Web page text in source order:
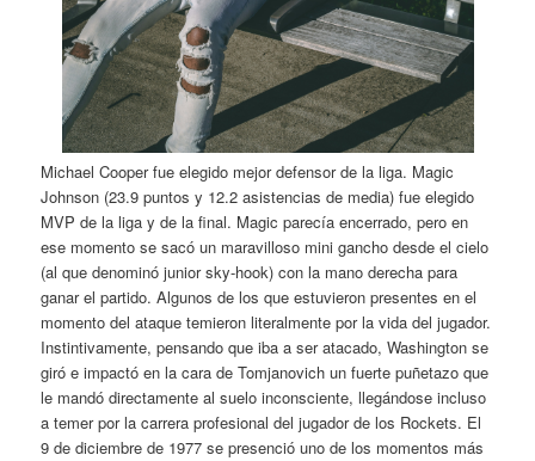
Michael Cooper fue elegido mejor defensor de la liga. Magic
Johnson (23.9 puntos y 12.2 asistencias de media) fue elegido
MVP de la liga y de la final. Magic parecía encerrado, pero en
ese momento se sacó un maravilloso mini gancho desde el cielo
(al que denominó junior sky-hook) con la mano derecha para
ganar el partido. Algunos de los que estuvieron presentes en el
momento del ataque temieron literalmente por la vida del jugador.
Instintivamente, pensando que iba a ser atacado, Washington se
giró e impactó en la cara de Tomjanovich un fuerte puñetazo que
le mandó directamente al suelo inconsciente, llegándose incluso
a temer por la carrera profesional del jugador de los Rockets. El
9 de diciembre de 1977 se presenció uno de los momentos más